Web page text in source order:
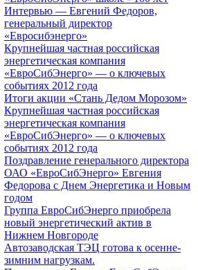
Интервью — Евгений Федоров,
генеральный директор
«Евросибэнерго»
Крупнейшая частная российская
энергетическая компания
«ЕвроСибЭнерго» — о ключевых
событиях 2012 года
Итоги акции «Стань Дедом Морозом»
Крупнейшая частная российская
энергетическая компания
«ЕвроСибЭнерго» — о ключевых
событиях 2012 года
Поздравление генерального директора
ОАО «ЕвроСибЭнерго» Евгения
Федорова с Днем Энергетика и Новым
годом
Группа ЕвроСибЭнерго приобрела
новый энергетический актив в
Нижнем Новгороде
Автозаводская ТЭЦ готова к осенне-
зимним нагрузкам.